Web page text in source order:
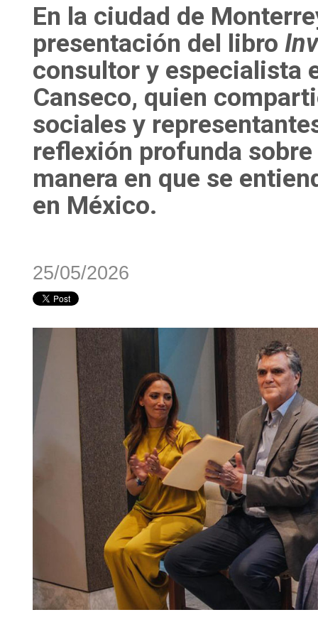
En la ciudad de
presentación del libro
consultor y especialista
Canseco, quien
sociales y
reflexión profunda
manera en que se
en México.
25/05/2026